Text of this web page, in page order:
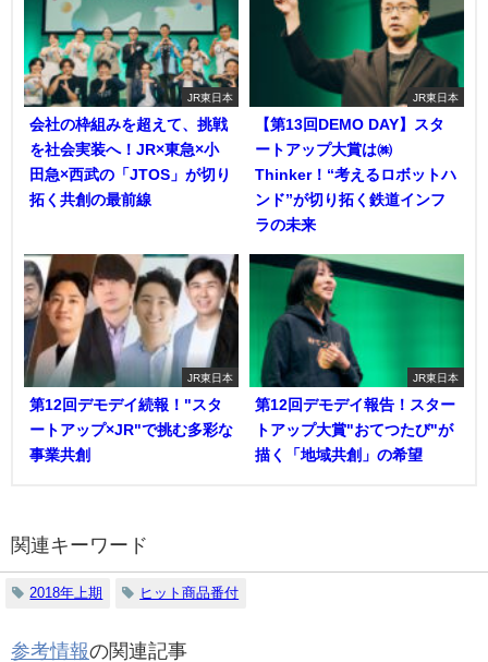
JR東日本
会社の枠組みを超えて、挑戦
を社会実装へ！JR×東急×小
田急×西武の「JTOS」が切り
拓く共創の最前線
JR東日本
【第13回DEMO DAY】スタ
ートアップ大賞は㈱
Thinker！“考えるロボットハ
ンド”が切り拓く鉄道インフ
ラの未来
JR東日本
第12回デモデイ続報！"スタ
ートアップ×JR"で挑む多彩な
事業共創
JR東日本
第12回デモデイ報告！スター
トアップ大賞"おてつたび"が
描く「地域共創」の希望
関連キーワード
2018年上期 ヒット商品番付
参考情報の関連記事